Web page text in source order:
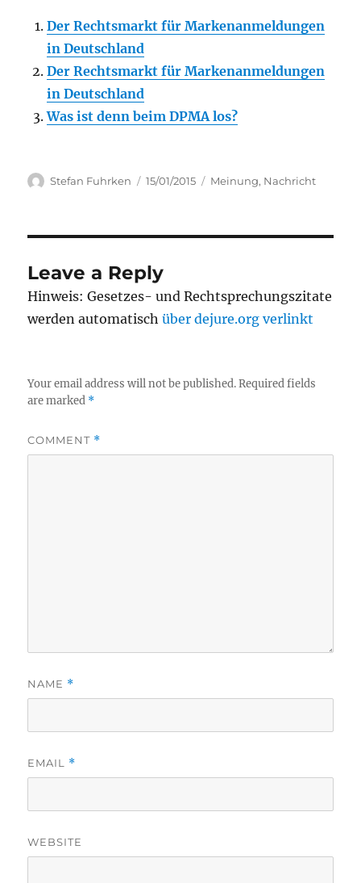
Der Rechtsmarkt für Markenanmeldungen
in Deutschland
Der Rechtsmarkt für Markenanmeldungen
in Deutschland
Was ist denn beim DPMA los?
Author
Stefan Fuhrken
Posted
15/01/2015 Categories
Meinung, Nachricht
Leave a Reply
Hinweis: Gesetzes- und Rechtsprechungszitate
werden automatischüber dejure.org verlinkt
Your email address will not be published. Required fields
are marked *
COMMENT *
NAME *
EMAIL *
WEBSITE